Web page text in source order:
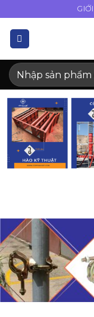
dung
Tìm
kiếm: